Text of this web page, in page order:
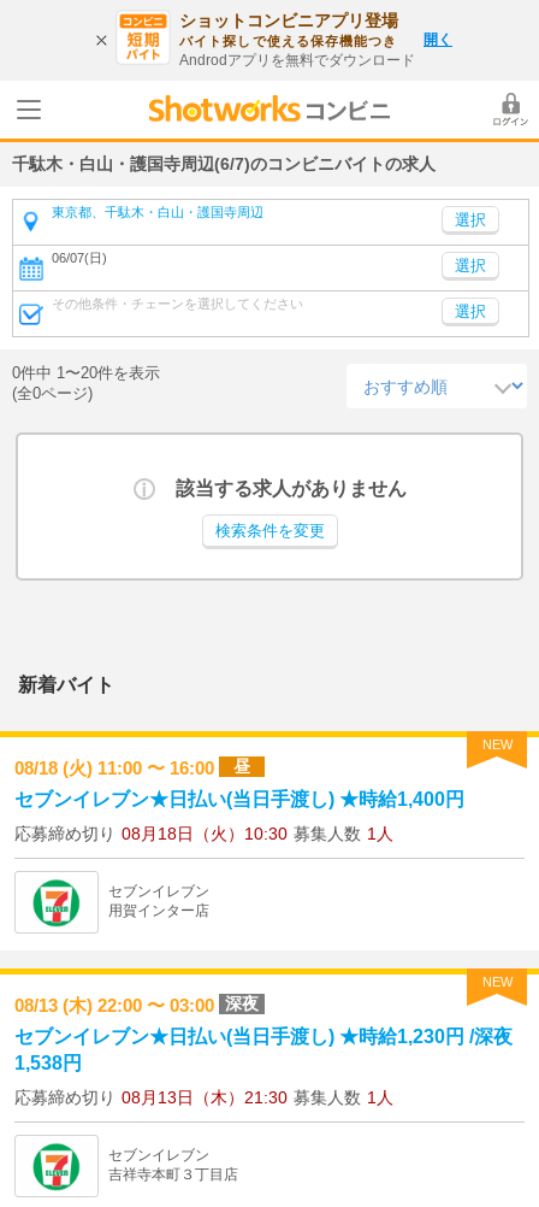
ショットコンビニアプリ登場
バイト探しで使える保存機能つき
Androdアプリを無料でダウンロード
開く
千駄木・白山・護国寺周辺(6/7)のコンビニバイトの求人
東京都、千駄木・白山・護国寺周辺
06/07(日) 選択
その他条件・チェーンを選択してください 選択
0件中 1〜20件を表示
(全0ページ)
該当する求人がありません
検索条件を変更
新着バイト
NEW
08/18 (火) 11:00 〜 16:00 昼
セブンイレブン★日払い(当日手渡し) ★時給1,400円
応募締め切り 08月18日（火）10:30 募集人数 1人
セブンイレブン
用賀インター店
NEW
08/13 (木) 22:00 〜 03:00 深夜
セブンイレブン★日払い(当日手渡し) ★時給1,230円 /深夜
1,538円
応募締め切り 08月13日（木）21:30 募集人数 1人
セブンイレブン
吉祥寺本町３丁目店